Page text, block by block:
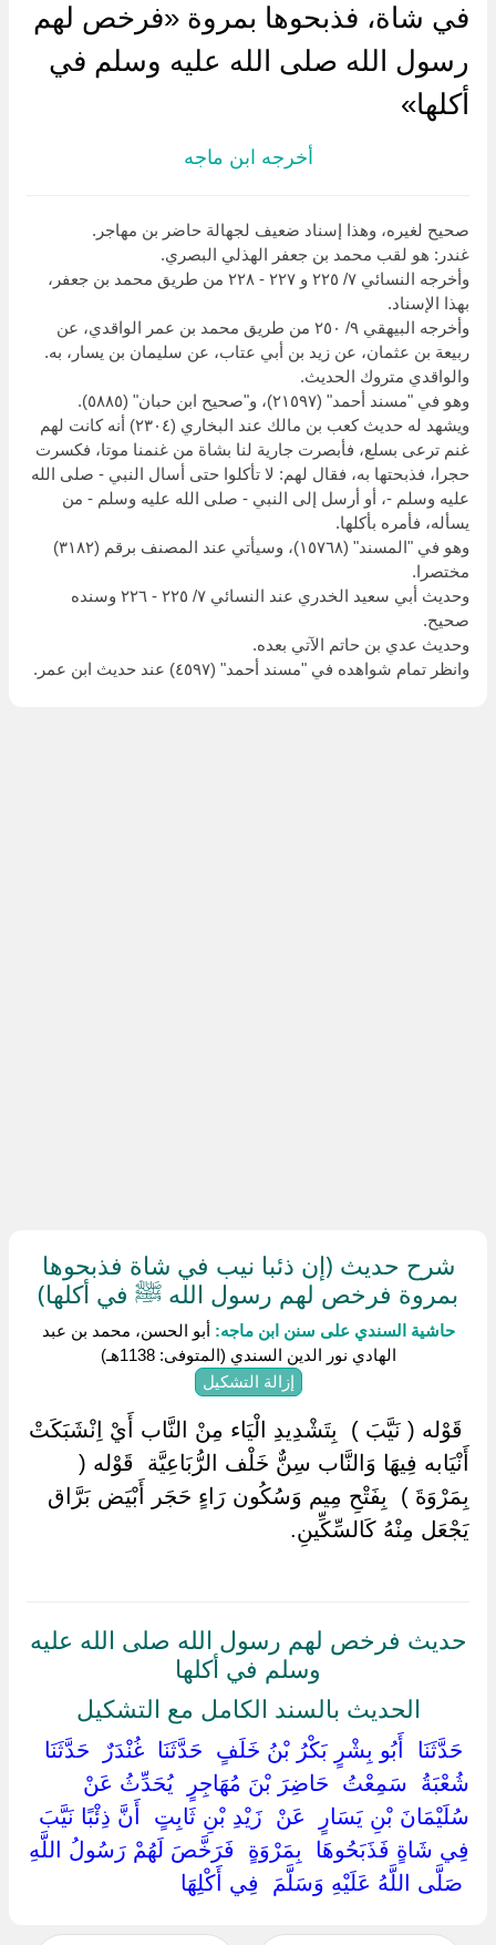
في شاة، فذبحوها بمروة «فرخص لهم
رسول الله صلى الله عليه وسلم في
أكلها»
أخرجه ابن ماجه
صحيح لغيره، وهذا إسناد ضعيف لجهالة حاضر بن مهاجر.
غندر: هو لقب محمد بن جعفر الهذلي البصري.
وأخرجه النسائي ٧/ ٢٢٥ و ٢٢٧ - ٢٢٨ من طريق محمد بن جعفر،
بهذا الإسناد.
وأخرجه البيهقي ٩/ ٢٥٠ من طريق محمد بن عمر الواقدي، عن
ربيعة بن عثمان، عن زيد بن أبي عتاب، عن سليمان بن يسار، به.
والواقدي متروك الحديث.
وهو في "مسند أحمد" (٢١٥٩٧)، و"صحيح ابن حبان" (٥٨٨٥).
ويشهد له حديث كعب بن مالك عند البخاري (٢٣٠٤) أنه كانت لهم
غنم ترعى بسلع، فأبصرت جارية لنا بشاة من غنمنا موتا، فكسرت
حجرا، فذبحتها به، فقال لهم: لا تأكلوا حتى أسال النبي - صلى الله
عليه وسلم -، أو أرسل إلى النبي - صلى الله عليه وسلم - من
يسأله، فأمره بأكلها.
وهو في "المسند" (١٥٧٦٨)، وسيأتي عند المصنف برقم (٣١٨٢)
مختصرا.
وحديث أبي سعيد الخدري عند النسائي ٧/ ٢٢٥ - ٢٢٦ وسنده
صحيح.
وحديث عدي بن حاتم الآتي بعده.
وانظر تمام شواهده في "مسند أحمد" (٤٥٩٧) عند حديث ابن عمر.
شرح حديث (إن ذئبا نيب في شاة فذبحوها
بمروة فرخص لهم رسول الله ﷺ في أكلها)
حاشية السندي على سنن ابن ماجه: أبو الحسن، محمد بن عبد
الهادي نور الدين السندي (المتوفى: 1138هـ)
إزالة التشكيل
‏ ‏قَوْله ( نَيَّبَ ) ‏ ‏بِتَشْدِيدِ الْيَاء مِنْ النَّاب أَيْ اِنْشَبَكَتْ
أَنْيَابه فِيهَا وَالنَّاب سِنٌّ خَلْف الرُّبَاعِيَّة ‏ ‏قَوْله (
بِمَرْوَةَ ) ‏ ‏بِفَتْحِ مِيم وَسُكُون رَاءٍ حَجَر أَبْيَض بَرَّاق
يَجْعَل مِنْهُ كَالسِّكِّينِ.
حديث فرخص لهم رسول الله صلى الله عليه
وسلم في أكلها
الحديث بالسند الكامل مع التشكيل
‏ ‏حَدَّثَنَا ‏ ‏أَبُو بِشْرٍ بَكْرُ بْنُ خَلَفٍ ‏ ‏حَدَّثَنَا ‏ ‏غُنْدَرٌ ‏ ‏حَدَّثَنَا ‏
‏شُعْبَةُ ‏ ‏سَمِعْتُ ‏ ‏حَاضِرَ بْنَ مُهَاجِرٍ ‏ ‏يُحَدِّثُ عَنْ ‏
‏سُلَيْمَانَ بْنِ يَسَارٍ ‏ ‏عَنْ ‏ ‏زَيْدِ بْنِ ثَابِتٍ ‏ ‏أَنَّ ذِئْبًا نَيَّبَ
فِي شَاةٍ فَذَبَحُوهَا ‏ ‏بِمَرْوَةٍ ‏ ‏فَرَخَّصَ لَهُمْ رَسُولُ اللَّهِ
‏ ‏صَلَّى اللَّهُ عَلَيْهِ وَسَلَّمَ ‏ ‏فِي أَكْلِهَا ‏